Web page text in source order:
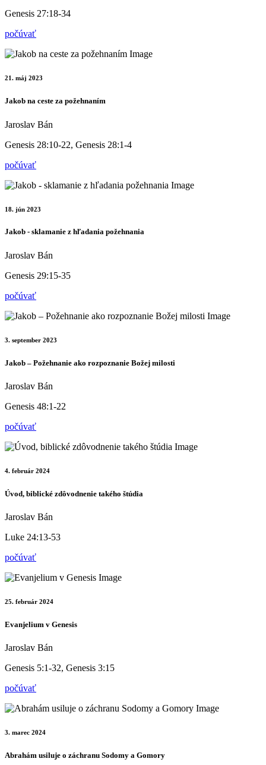
Genesis 27:18-34
počúvať
21. máj 2023
Jakob na ceste za požehnaním
Jaroslav Bán
Genesis 28:10-22, Genesis 28:1-4
počúvať
18. jún 2023
Jakob - sklamanie z hľadania požehnania
Jaroslav Bán
Genesis 29:15-35
počúvať
3. september 2023
Jakob – Požehnanie ako rozpoznanie Božej milosti
Jaroslav Bán
Genesis 48:1-22
počúvať
4. február 2024
Úvod, biblické zdôvodnenie takého štúdia
Jaroslav Bán
Luke 24:13-53
počúvať
25. február 2024
Evanjelium v Genesis
Jaroslav Bán
Genesis 5:1-32, Genesis 3:15
počúvať
3. marec 2024
Abrahám usiluje o záchranu Sodomy a Gomory